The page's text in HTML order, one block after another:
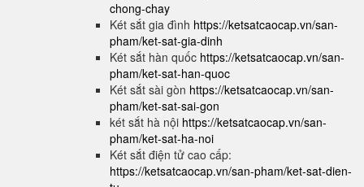
chong-chay
Két sắt gia đình https://ketsatcaocap.vn/san-
pham/ket-sat-gia-dinh
Két sắt hàn quốc https://ketsatcaocap.vn/san-
pham/ket-sat-han-quoc
Két sắt sài gòn https://ketsatcaocap.vn/san-
pham/ket-sat-sai-gon
két sắt hà nội https://ketsatcaocap.vn/san-
pham/ket-sat-ha-noi
Két sắt điện tử cao cấp:
https://ketsatcaocap.vn/san-pham/ket-sat-dien-